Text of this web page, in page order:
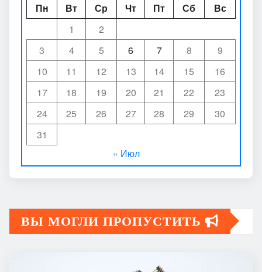
Пн
Вт Ср Чт Пт Сб
Вс
1
2
3
4 5 6 7 8
9
10
11 12 13 14 15
16
17
18 19 20 21 22
23
24
25 26 27 28 29
30
31
« Июл
ВЫ МОГЛИ ПРОПУСТИТЬ